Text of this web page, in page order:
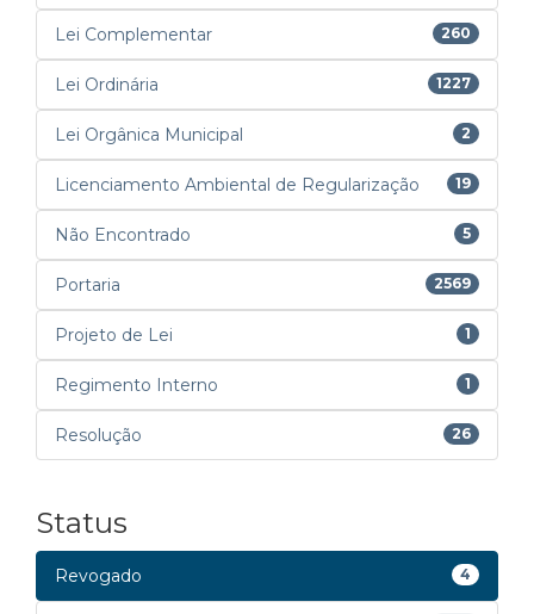
Lei Complementar 260
Lei Ordinária 1227
Lei Orgânica Municipal 2
Licenciamento Ambiental de Regularização 19
Não Encontrado 5
Portaria 2569
Projeto de Lei 1
Regimento Interno 1
Resolução 26
Status
Revogado 4